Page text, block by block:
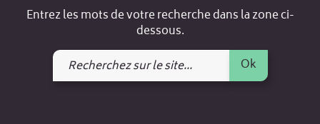
Entrez les mots de votre recherche dans la zone ci-
dessous.
Recherchez
sur
Ok